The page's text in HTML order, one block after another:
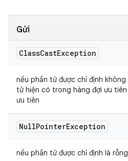
Gửi
ClassCastException
nếu phần tử được chỉ định
tử hiện có trong hàng đợi ưu
ưu tiên
NullPointerException
nếu phần tử được chỉ định là rỗng